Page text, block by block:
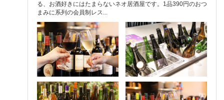
る、お酒好きにはたまらないネオ居酒屋です。1品390円のおつ
まみに系列の会員制レス...